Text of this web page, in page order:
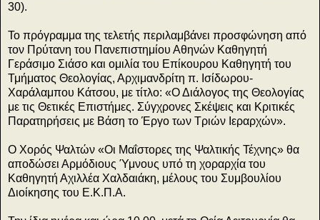
30).
Το πρόγραμμα της τελετής περιλαμβάνει προσφώνηση από
τον Πρύτανη του Πανεπιστημίου Αθηνών Καθηγητή
Γεράσιμο Σιάσο και ομιλία του Επίκουρου Καθηγητή του
Τμήματος Θεολογίας, Αρχιμανδρίτη π. Ισίδωρου-
Χαράλαμπου Κάτσου, με τίτλο: «Ο Διάλογος της Θεολογίας
με τις Θετικές Επιστήμες. Σύγχρονες Σκέψεις και Κριτικές
Παρατηρήσεις με Βάση το Έργο των Τριών Ιεραρχών».
Ο Χορός Ψαλτών «Οι Μαΐστορες της Ψαλτικής Τέχνης» θα
αποδώσει Αρμόδιους Ύμνους υπό τη χοραρχία του
Καθηγητή Αχιλλέα Χαλδαιάκη, μέλους του Συμβουλίου
Διοίκησης του Ε.Κ.Π.Α.